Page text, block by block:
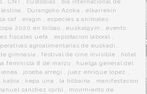
,CNT ,custodias , dia internacional de
, Durangoko Azoka ,elkarrekin
caf ,eragin , especies a animales
2020 en bilbao ,euskalgym ,evento
fiscales uefa , explotacion laboral ,
agroalimentarias de euskadi ,
gimnasia ,festival de cine invisible , hotel
feminista 8 de marzo , huelga general del
, joseba arregi , juez enrique lopez ,
, kabia , kepa urra , la bilbaina , manifestacion
sanchez corbi , movimiento de